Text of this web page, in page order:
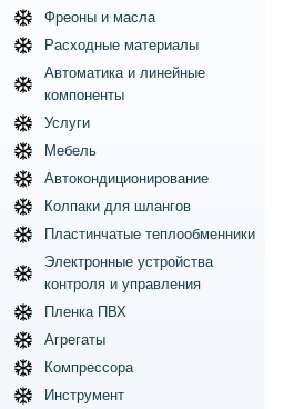
Фреоны и масла
Расходные материалы
Автоматика и линейные
компоненты
Услуги
Мебель
Автокондиционирование
Колпаки для шлангов
Пластинчатые теплообменники
Электронные устройства
контроля и управления
Пленка ПВХ
Агрегаты
Компрессора
Инструмент